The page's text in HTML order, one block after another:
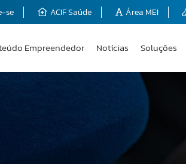
se ACIF Saúde Área MEI
Empreendedor Notícias Soluções